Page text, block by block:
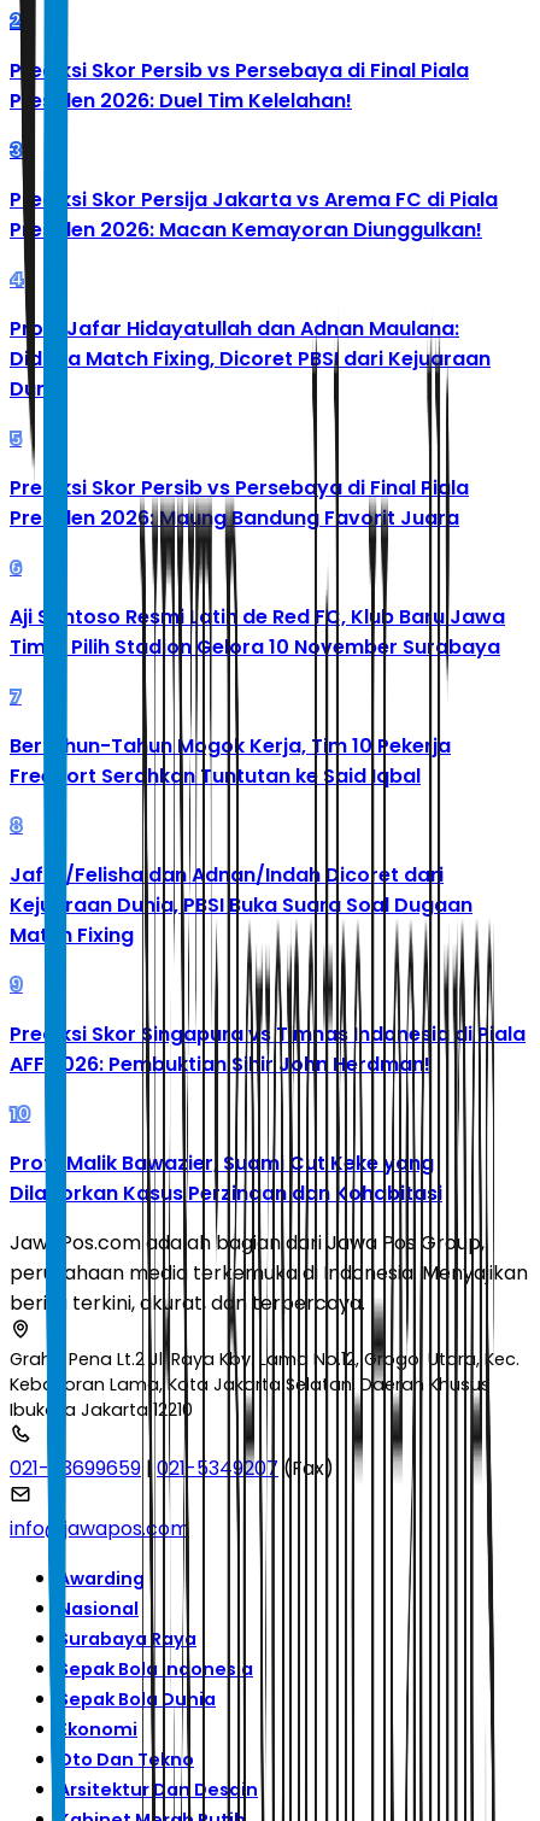
2
Prediksi Skor Persib vs Persebaya di Final Piala
Presiden 2026: Duel Tim Kelelahan!
3
Prediksi Skor Persija Jakarta vs Arema FC di Piala
Presiden 2026: Macan Kemayoran Diunggulkan!
4
Profil Jafar Hidayatullah dan Adnan Maulana:
Diduga Match Fixing, Dicoret PBSI dari Kejuaraan
Dunia
5
Prediksi Skor Persib vs Persebaya di Final Piala
Presiden 2026: Maung Bandung Favorit Juara
6
Aji Santoso Resmi Latih de Red FC, Klub Baru Jawa
Timur Pilih Stadion Gelora 10 November Surabaya
7
Bertahun-Tahun Mogok Kerja, Tim 10 Pekerja
Freeport Serahkan Tuntutan ke Said Iqbal
8
Jafar/Felisha dan Adnan/Indah Dicoret dari
Kejuaraan Dunia, PBSI Buka Suara Soal Dugaan
Match Fixing
9
Prediksi Skor Singapura vs Timnas Indonesia di Piala
AFF 2026: Pembuktian Sihir John Herdman!
10
Profil Malik Bawazier, Suami Cut Keke yang
Dilaporkan Kasus Perzinaan dan Kohabitasi
JawaPos.com adalah bagian dari Jawa Pos Group,
perusahaan media terkemuka di Indonesia. Menyajikan
berita terkini, akurat, dan terpercaya.
Graha Pena Lt.2 Jl. Raya Kby. Lama No.12, Grogol Utara, Kec.
Kebayoran Lama, Kota Jakarta Selatan, Daerah Khusus
Ibukota Jakarta 12210
021-53699659 |021-5349207 (Fax)
info@jawapos.com
Awarding
Nasional
Surabaya Raya
Sepak Bola Indonesia
Sepak Bola Dunia
Ekonomi
Oto Dan Tekno
Arsitektur Dan Desain